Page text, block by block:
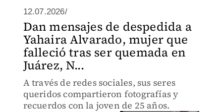
12.07.2026/
Dan mensajes de despedida a
Yahaira Alvarado, mujer que
falleció tras ser quemada en
Juárez, N...
A través de redes sociales, sus seres
queridos compartieron fotografías y
recuerdos con la joven de 25 años.